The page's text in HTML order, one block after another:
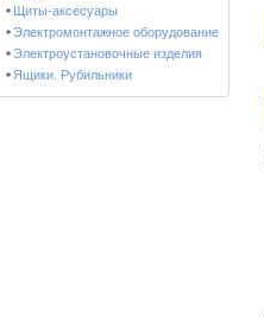
Щиты-аксесуары
Электромонтажное оборудование
Электроустановочные изделия
Ящики. Рубильники